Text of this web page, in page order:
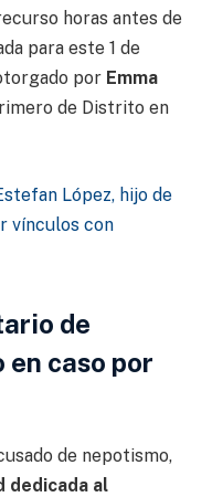
horas antes de
para este 1 de
por Emma
de Distrito en
López, hijo de
vínculos con
de
caso por
de nepotismo,
dedicada al